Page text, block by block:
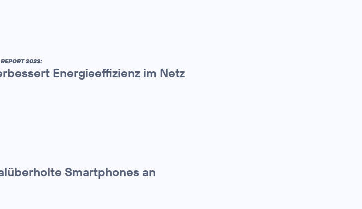
2023:
Energieeffizienz im Netz
Smartphones an